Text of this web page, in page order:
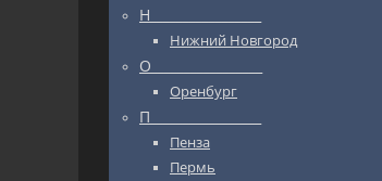
Н_________________
Нижний Новгород
О_________________
Оренбург
П_________________
Пенза
Пермь